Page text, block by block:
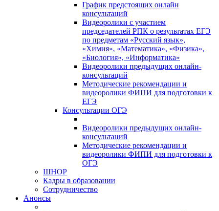
График предстоящих онлайн
консультаций
Видеоролики с участием
председателей РПК о результатах ЕГЭ
по предметам «Русский язык»,
«Химия», «Математика», «Физика»,
«Биология», «Информатика»
Видеоролики предыдущих онлайн-
консультаций
Методические рекомендации и
видеоролики ФИПИ для подготовки к
ЕГЭ
Консультации ОГЭ
Видеоролики предыдущих онлайн-
консультаций
Методические рекомендации и
видеоролики ФИПИ для подготовки к
ОГЭ
ШНОР
Кадры в образовании
Сотрудничество
Анонсы